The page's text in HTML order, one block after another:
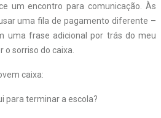
um encontro para comunicação. Às
uma fila de pagamento diferente –
uma frase adicional por trás do meu
o sorriso do caixa.
caixa:
para terminar a escola?